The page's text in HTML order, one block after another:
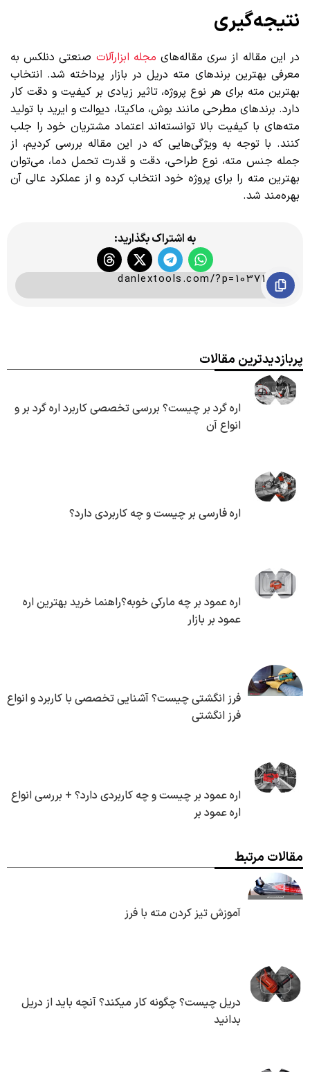
نتیجه‌گیری
در این مقاله از سری مقاله‌های مجله ابزارآلات صنعتی دنلکس به
معرفی بهترین برندهای مته دریل در بازار پرداخته شد. انتخاب
بهترین مته برای هر نوع پروژه‌، تاثیر زیادی بر کیفیت و دقت کار
دارد. برندهای مطرحی مانند بوش، ماکیتا، دیوالت و ایرید با تولید
مته‌های با کیفیت بالا توانسته‌اند اعتماد مشتریان خود را جلب
کنند. با توجه به ویژگی‌هایی که در این مقاله بررسی کردیم، از
جمله جنس مته، نوع طراحی، دقت و قدرت تحمل دما، می‌توان
بهترین مته را برای پروژه خود انتخاب کرده و از عملکرد عالی آن
بهره‌مند شد.
به اشتراک بگذارید:
danlextools.com/?p=10371
پربازدیدترین مقالات
اره گرد بر چیست؟ بررسی تخصصی کاربرد اره گرد بر و
انواع آن
اره فارسی بر چیست و چه کاربردی دارد؟
اره عمود بر چه مارکی خوبه؟راهنما خرید بهترین اره
عمود بر بازار
فرز انگشتی چیست؟ آشنایی تخصصی با کاربرد و انواع
فرز انگشتی
اره عمود بر چیست و چه کاربردی دارد؟ + بررسی انواع
اره عمود بر
مقالات مرتبط
آموزش تیز کردن مته با فرز
دریل چیست؟ چگونه کار میکند؟ آنچه باید از دریل
بدانید